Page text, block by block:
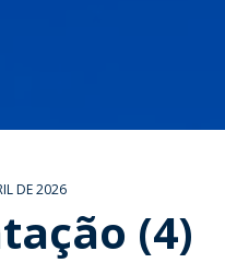
DE 2026
(4)